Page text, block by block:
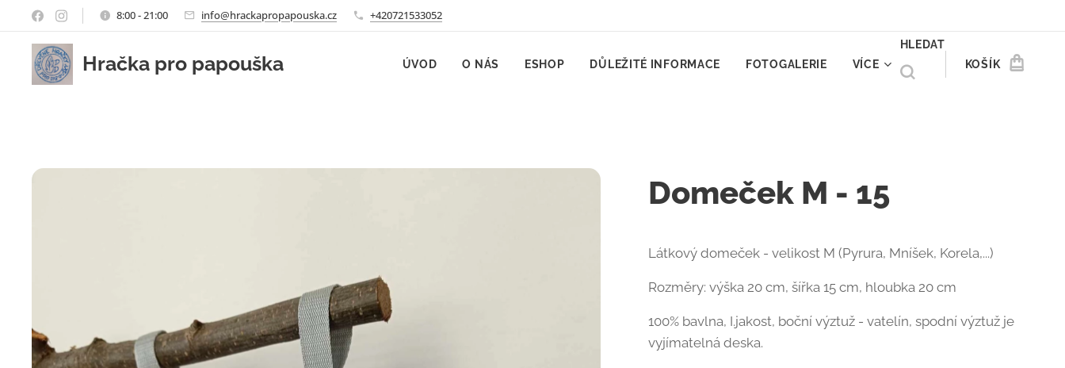
8:00 - 21:00 info@hrackapropapouska.cz +420721533052
Hračka pro papouška ÚVOD O NÁS ESHOP DŮLEŽITÉ INFORMACE FOTOGALERIE VÍCE
HLEDAT
KOŠÍK
Domeček M - 15
Látkový domeček - velikost M (Pyrura, Mníšek, Korela,...)
Rozměry: výška 20 cm, šířka 15 cm, hloubka 20 cm
100% bavlna, I.jakost, boční výztuž - vatelín, spodní výztuž je
vyjímatelná deska.